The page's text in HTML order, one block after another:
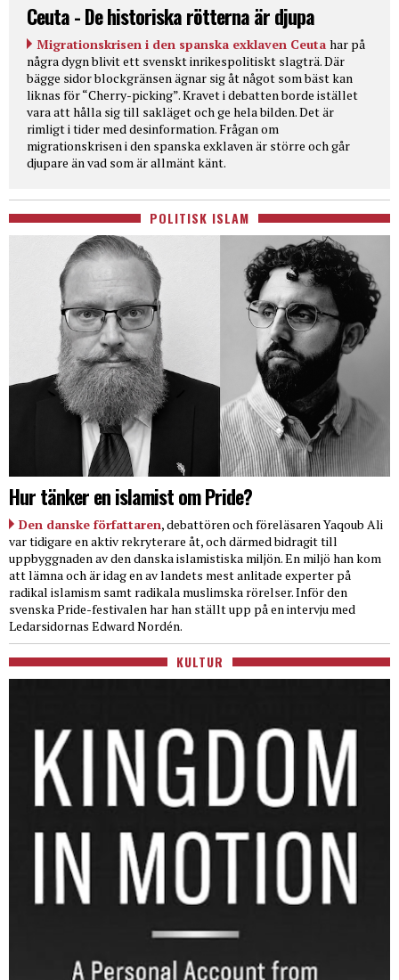
Ceuta - De historiska rötterna är djupa
Migrationskrisen i den spanska exklaven Ceuta har på
några dygn blivit ett svenskt inrikespolitiskt slagträ. Där
bägge sidor blockgränsen ägnar sig åt något som bäst kan
liknas för “Cherry-picking”. Kravet i debatten borde istället
vara att hålla sig till sakläget och ge hela bilden. Det är
rimligt i tider med desinformation. Frågan om
migrationskrisen i den spanska exklaven är större och går
djupare än vad som är allmänt känt.
POLITISK ISLAM
Hur tänker en islamist om Pride?
Den danske författaren, debattören och föreläsaren Yaqoub Ali
var tidigare en aktiv rekryterare åt, och därmed bidragit till
uppbyggnaden av den danska islamistiska miljön. En miljö han kom
att lämna och är idag en av landets mest anlitade experter på
radikal islamism samt radikala muslimska rörelser. Inför den
svenska Pride-festivalen har han ställt upp på en intervju med
Ledarsidornas Edward Nordén.
KULTUR